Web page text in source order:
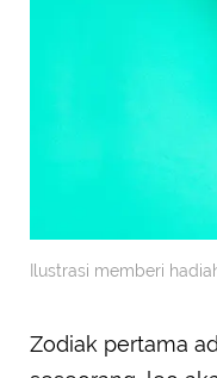
Ilustrasi memberi
Zodiak pertama